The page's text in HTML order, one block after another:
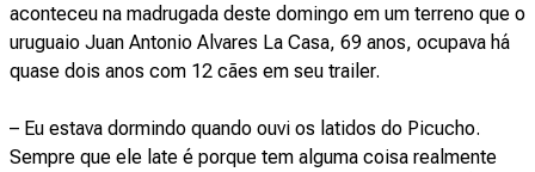
aconteceu na madrugada deste domingo em um terreno que o
uruguaio Juan Antonio Alvares La Casa, 69 anos, ocupava há
quase dois anos com 12 cães em seu trailer.
– Eu estava dormindo quando ouvi os latidos do Picucho.
Sempre que ele late é porque tem alguma coisa realmente